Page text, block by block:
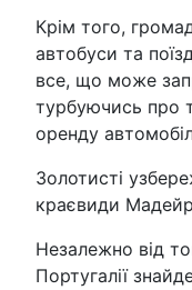
Крім того,
автобуси та
все, що може
турбуючись про
оренду
Золотисті
краєвиди
Незалежно від
Португалії